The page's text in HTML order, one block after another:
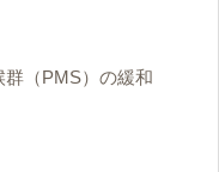
群（PMS）の緩和